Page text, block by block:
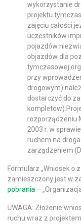
wykorzystanie
projektu
zajęciu całości
uczestników
pojazdów
objazdów dla
tymczasowej
przy
drogowym)
dostarczyć do
rozporządzeniu
2003 r. w
ruchem na
zarządzeniem
Formularz „Wniosek o
zamieszczony jest w
pobrania –
UWAGA: Złożenie
ruchu wraz z